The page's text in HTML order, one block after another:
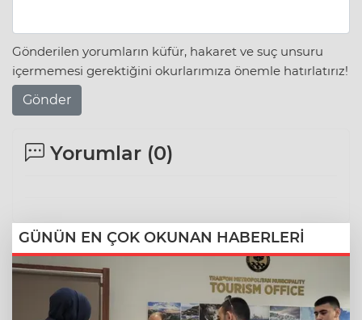
Gönderilen yorumların küfür, hakaret ve suç unsuru
içermemesi gerektiğini okurlarımıza önemle hatırlatırız!
Gönder
Yorumlar (0)
GÜNÜN EN ÇOK OKUNAN HABERLERİ